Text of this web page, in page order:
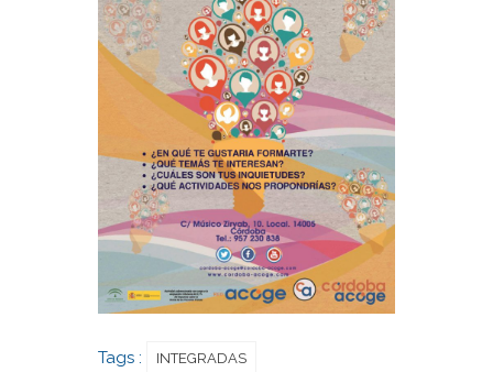
Tags : INTEGRADAS